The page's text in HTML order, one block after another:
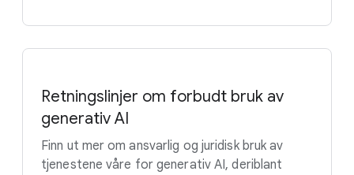
Retningslinjer om forbudt bruk av
generativ AI
Finn ut mer om ansvarlig og juridisk bruk av
tjenestene våre for generativ AI, deriblant